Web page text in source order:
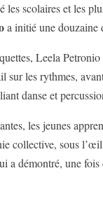
scolaires et les
a initié une douzaine
Leela
sur les rythmes,
danse et
les jeunes
collective, sous
a démontré, une